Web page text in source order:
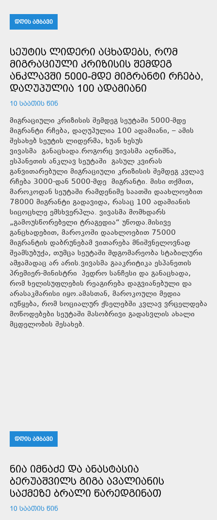
ᲓᲦᲘᲡ ᲐᲛᲑᲐᲕᲘ
ᲡᲔᲣᲢᲘᲡ ᲚᲘᲓᲔᲠᲘ ᲐᲪᲮᲐᲓᲔᲑᲡ, ᲠᲝᲛ
ᲛᲘᲒᲠᲐᲪᲘᲣᲚᲘ ᲙᲠᲘᲖᲘᲡᲘᲡ ᲨᲔᲛᲓᲔᲒ
ᲐᲜᲙᲚᲐᲕᲨᲘ 5000-ᲛᲓᲔ ᲛᲘᲒᲠᲐᲜᲢᲘ ᲠᲩᲔᲑᲐ,
ᲓᲐᲦᲣᲞᲣᲚᲘᲐ 100 ᲐᲓᲐᲛᲘᲐᲜᲘ
10 ᲡᲐᲐᲗᲘᲡ ᲬᲘᲜ
მიგრაციული კრიზისის შემდეგ სეუტაში 5000-მდე
მიგრანტი რჩება, დაღუპულია 100 ადამიანი, – ამის
შესახებ სეუტის ლიდერმა, ხუან ხესუს
ვივასმა განაცხადა.როგორც ვივასმა აღნიშნა,
ესპანეთის ანკლავ სეუტაში გასულ კვირას
განვითარებული მიგრაციული კრიზისის შემდეგ კვლავ
რჩება 3000-დან 5000-მდე მიგრანტი. მისი თქმით,
მაროკოდან სეუტაში რამდენიმე საათში დაახლოებით
78000 მიგრანტი გადავიდა, რასაც 100 ადამიანის
სიცოცხლე ემსხვერპლა. ვივასმა მომხდარს
„გამოუსწორებელი ტრაგედია“ უწოდა.მისივე
განცხადებით, მაროკოში დაახლოებით 75000
მიგრანტის დაბრუნებამ ვითარება მნიშვნელოვნად
შეამსუბუქა, თუმცა სეუტაში მდგომარეობა სტაბილური
ამჟამადაც არ არის.ვივასმა გააკრიტიკა ესპანეთის
პრემიერ-მინისტრი პედრო სანჩესი და განაცხადა,
რომ ხელისუფლების რეაგირება დაგვიანებული და
არასაკმარისი იყო.ამასთან, მაროკოული მედია
იუწყება, რომ სოციალურ ქსელებში კვლავ ვრცელდება
მოწოდებები სეუტაში მასობრივი გადასვლის ახალი
მცდელობის შესახებ.
ᲓᲦᲘᲡ ᲐᲛᲑᲐᲕᲘ
ᲜᲘᲐ ᲘᲛᲜᲐᲫᲔ ᲓᲐ ᲐᲜᲐᲡᲢᲐᲡᲘᲐ
ᲑᲔᲠᲣᲐᲨᲕᲘᲚᲡ ᲒᲘᲒᲐ ᲐᲕᲐᲚᲘᲐᲜᲘᲡ
ᲡᲐᲥᲛᲔᲖᲔ ᲑᲠᲐᲚᲘ ᲬᲐᲠᲔᲓᲒᲘᲜᲐᲗ
10 ᲡᲐᲐᲗᲘᲡ ᲬᲘᲜ